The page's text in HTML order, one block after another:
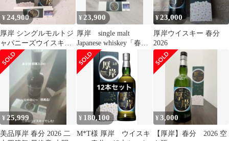
¥24,900
厚岸 シングルモルトジ
ャパニーズウイスキー
2026春分 新品・未開
封・箱あり
¥ 23,900
厚岸 single malt
Japanese whiskey「春
分」
¥23,000
厚岸ウイスキー 春分
2026
¥25,999
美品厚岸 春分 2026 二
¥ 180,100
M*T様 厚岸 ウイスキ
¥3,000
【厚岸】春分 2026 空